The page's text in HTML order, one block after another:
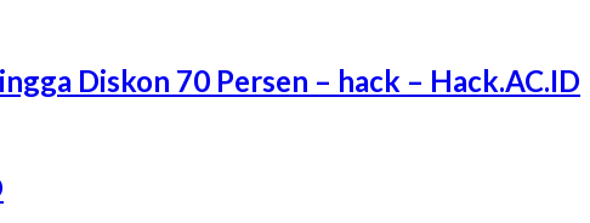
Diskon 70 Persen – hack – Hack.AC.ID